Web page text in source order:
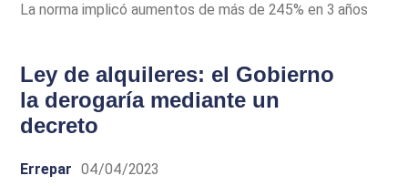
La norma implicó aumentos de más de 245% en 3 años
Ley de alquileres: el Gobierno
la derogaría mediante un
decreto
Errepar 04/04/2023